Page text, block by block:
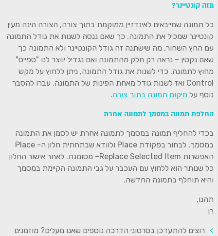
מזה קונטיינר?
כל תמונה שמייבאים לאינדזיין ממוקמת בתוך צורה, הצורה הינה מעין
קונטיינר שמכיל את התמונה. כך שאם ננסה לשנות את גודל התמונה
עם החץ השחור, מה שישתנה זה גודל הקונטיינר ולא התמונה כך
שאם נקטין – נראה רק חלק מהתמונה ואם נגדיל יווצר לנו "ספייס"
מחוץ לתמונה. כדי לשנות את גודל התמונה, ניתן ללחוץ על מקש
Control ואז לשנות גודל מאחת הפינות של התמונה. עברו להסבר
נוסף על מיקום תמונה בתוך צורה.
החלפת תמונה במסמך לתמונה אחרת
בכדי להחליף תמונה במסמך לתמונה אחרת יש לסמן את התמונה
במסמך, לבחור בפקודת Place ולוודא שבתחתית חלון ה- Place
האפשרות Replace Selected Item– מסומנת. לאחר אישור החלון
כל שנותר הוא ללחוץ עם העכבר על גבי התמונה הקיימת במסמך
והיא תוחלף בתמונה החדשה.
תהנו,
רן
רוצים להתעדכן בסרטוני הדרכה נוספים שאנו מעלים? מוזמנים